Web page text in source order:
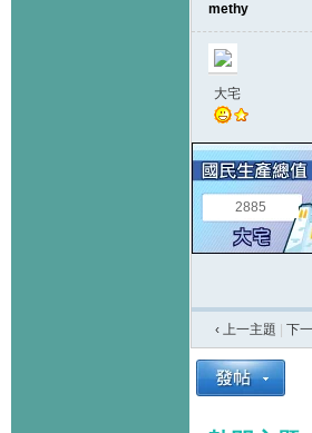
methy
大宅
2885
‹ 上一主題 下